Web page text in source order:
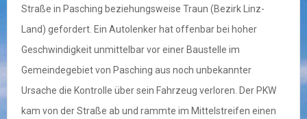
Straße in Pasching beziehungsweise Traun (Bezirk Linz-
Land) gefordert. Ein Autolenker hat offenbar bei hoher
Geschwindigkeit unmittelbar vor einer Baustelle im
Gemeindegebiet von Pasching aus noch unbekannter
Ursache die Kontrolle über sein Fahrzeug verloren. Der PKW
kam von der Straße ab und rammte im Mittelstreifen einen